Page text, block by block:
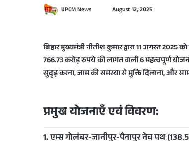
UPCM News
d
a
n
a
i
l
August 12, 2025
बिहार मुख्यमंत्री नीतीश कुमार द्वारा 11 अगस्त
766.73 करोड़ रुपये की लागतवाली6 महत्वपूर्ण
सुदृढ़ करना,जाम की समस्या से मुक्ति दिलाना, और
प्रमुख योजनाएँ एवं विवरण: